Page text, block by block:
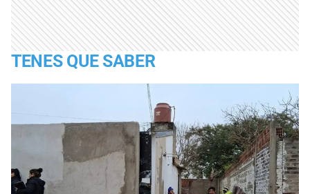
TENES QUE SABER